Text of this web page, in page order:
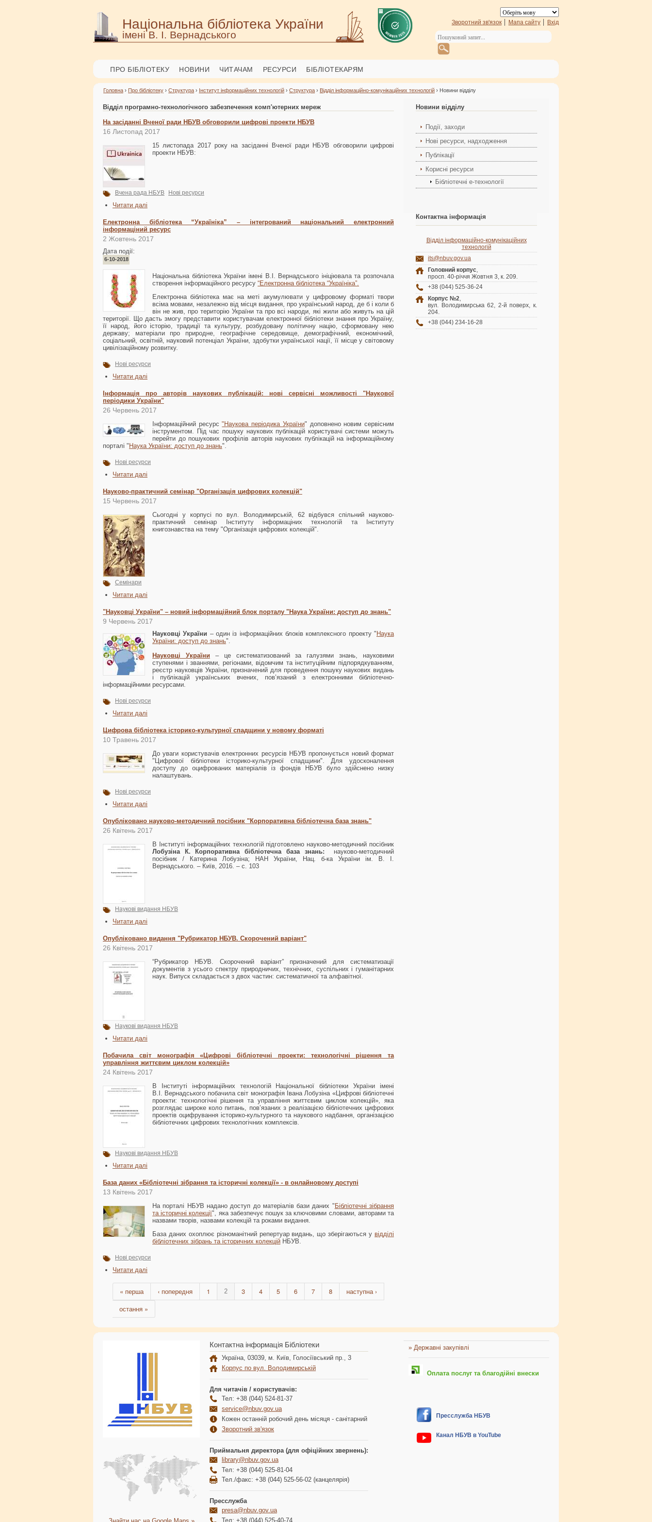
Національна бібліотека України
імені В. І. Вернадського
Зворотний зв'язок Мапа сайту Вхід
ПРО БІБЛІОТЕКУ НОВИНИ ЧИТАЧАМ РЕСУРСИ БІБЛІОТЕКАРЯМ
Головна › Про бібліотеку › Структура › Інститут інформаційних технологій › Структура › Відділ інформаційно-комунікаційних технологій › Новини відділу
Відділ програмно-технологічного забезпечення комп'ютерних мереж
На засіданні Вченої ради НБУВ обговорили цифрові проекти НБУВ
16 Листопад 2017
15 листопада 2017 року на засіданні Вченої ради НБУВ обговорили цифрові
проекти НБУВ:
Вчена рада НБУВ Нові ресурси
Читати далі
Електронна бібліотека “Україніка” – інтегрований національний електронний
інформаціний ресурс
2 Жовтень 2017
Дата події:
6-10-2018
Національна бібліотека України імені В.І. Вернадського ініціювала та розпочала
створення інформаційного ресурсу “Електронна бібліотека “Україніка”.
Електронна бібліотека має на меті акумулювати у цифровому форматі твори
всіма мовами, незалежно від місця видання, про український народ, де б і коли б
він не жив, про територію України та про всі народи, які жили або живуть на цій
території. Що дасть змогу представити користувачам електронної бібліотеки знання про Україну,
її народ, його історію, традиції та культуру, розбудовану політичну націю, сформовану нею
державу; матеріали про природне, географічне середовище, демографічний, економічний,
соціальний, освітній, науковий потенціал України, здобутки української нації, її місце у світовому
цивілізаційному розвитку.
Нові ресурси
Читати далі
Інформація про авторів наукових публікацій: нові сервісні можливості "Наукової
періодики України"
26 Червень 2017
Інформаційний ресурс"Наукова періодика України" доповнено новим сервісним
інструментом. Під час пошуку наукових публікацій користувачі системи можуть
перейти до пошукових профілів авторів наукових публікацій на інформаційному
порталі " Наука України: доступ до знань".
Нові ресурси
Читати далі
Науково-практичний семінар "Організація цифрових колекцій"
15 Червень 2017
Сьогодні у корпусі по вул. Володимирській, 62 відбувся спільний науково-
практичний семінар Інституту інформаціних технологій та Інституту
книгознавства на тему "Організація цифрових колекцій".
Семінари
Читати далі
"Науковці України" – новий інформаційний блок порталу "Наука України: доступ до знань"
9 Червень 2017
Науковці України – один із інформаційних блоків комплексного проекту "Наука
України: доступ до знань".
Науковці України – це систематизований за галузями знань, науковими
ступенями і званнями, регіонами, відомчим та інституційним підпорядкуванням,
реєстр науковців України, призначений для проведення пошуку наукових видань
і публікацій українських вчених, пов’язаний з електронними бібліотечно-
інформаційними ресурсами.
Нові ресурси
Читати далі
Цифрова бібліотека історико-культурної спадщини у новому форматі
10 Травень 2017
До уваги користувачів електронних ресурсів НБУВ пропонується новий формат
"Цифрової бібліотеки історико-культурної спадщини". Для удосконалення
доступу до оцифрованих матеріалів із фондів НБУВ було здійснено низку
налаштувань.
Нові ресурси
Читати далі
Опубліковано науково-методичний посібник "Корпоративна бібліотечна база знань"
26 Квітень 2017
В Інституті інформаційних технологій підготовлено науково-методичний посібник
Лобузіна К. Корпоративна бібліотечна база знань: науково-методичний
посібник / Катерина Лобузіна; НАН України, Нац. б-ка України ім. В. І.
Вернадського. – Київ, 2016. – с. 103
Наукові видання НБУВ
Читати далі
Опубліковано видання "Рубрикатор НБУВ. Скорочений варіант"
26 Квітень 2017
“Рубрикатор НБУВ. Скорочений варіант” призначений для систематизації
документів з усього спектру природничих, технічних, суспільних і гуманітарних
наук. Випуск складається з двох частин: систематичної та алфавітної.
Наукові видання НБУВ
Читати далі
Побачила світ монографія «Цифрові бібліотечні проекти: технологічні рішення та
управління життєвим циклом колекцій»
24 Квітень 2017
В Інституті інформаційних технологій Національної бібліотеки України імені
В.І. Вернадського побачила світ монографія Івана Лобузіна «Цифрові бібліотечні
проекти: технологічні рішення та управління життєвим циклом колекцій», яка
розглядає широке коло питань, пов’язаних з реалізацією бібліотечних цифрових
проектів оцифрування історико-культурного та наукового надбання, організацією
бібліотечних цифрових технологічних комплексів.
Наукові видання НБУВ
Читати далі
База даних «Бібліотечні зібрання та історичні колекції» - в онлайновому доступі
13 Квітень 2017
На порталі НБУВ надано доступ до матеріалів бази даних "Бібліотечні зібрання
та історичні колекції", яка забезпечує пошук за ключовими словами, авторами та
назвами творів, назвами колекцій та роками видання.
База даних охоплює різноманітний репертуар видань, що зберігаються у відділі
бібліотечних зібрань та історичних колекцій НБУВ.
Нові ресурси
Читати далі
« перша ‹ попередня 1 2 3 4 5 6 7 8
наступна ›
остання »
Новини відділу
Події, заходи
Нові ресурси, надходження
Публікації
Корисні ресурси
Бібліотечні е-технології
Контактна інформація
Відділ інформаційно-комунікаційних
технологій
its@nbuv.gov.ua
Головний корпус,
просп. 40-річчя Жовтня 3, к. 209.
+38 (044) 525-36-24
Корпус №2,
вул. Володимирська 62, 2-й поверх, к.
204.
+38 (044) 234-16-28
Контактна інформація Бібліотеки
Україна, 03039, м. Київ, Голосіївський пр., 3
Корпус по вул. Володимирській
Для читачів / користувачів:
Тел: +38 (044) 524-81-37
service@nbuv.gov.ua
Кожен останній робочий день місяця - санітарний
Зворотний зв'язок
Приймальня директора (для офіційних звернень):
library@nbuv.gov.ua
Тел: +38 (044) 525-81-04
Тел./факс: +38 (044) 525-56-02 (канцелярія)
Пресслужба
presa@nbuv.gov.ua
Тел: +38 (044) 525-40-74
» Державні закупівлі
Оплата послуг та благодійні внески
Пресслужба НБУВ
Канал НБУВ в YouTube